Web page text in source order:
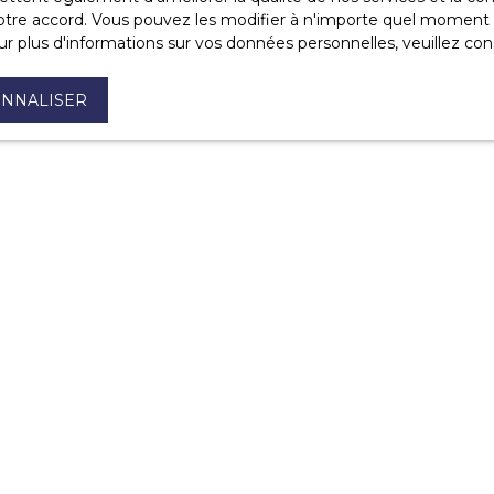
accord. Vous pouvez les modifier à n'importe quel moment
d'informations sur vos données personnelles, veuillez